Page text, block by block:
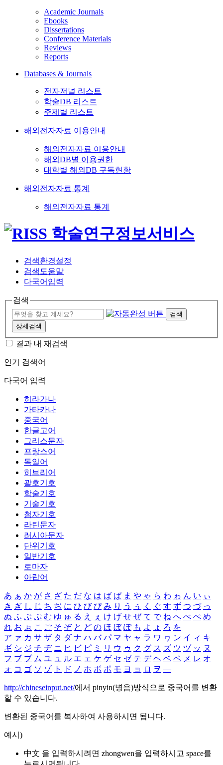
Academic Journals
Ebooks
Dissertations
Conference Materials
Reviews
Reports
Databases & Journals
전자저널 리스트
학술DB 리스트
주제별 리스트
해외전자자료 이용안내
해외전자자료 이용안내
해외DB별 이용권한
대학별 해외DB 구독현황
해외전자자료 통계
해외전자자료 통계
검색환경설정
검색도움말
다국어입력
검색
검색
상세검색
결과 내 재검색
인기 검색어
다국어 입력
히라가나
가타카나
중국어
한글고어
그리스문자
프랑스어
독일어
히브리어
괄호기호
학술기호
기술기호
첨자기호
라틴문자
러시아문자
단위기호
일반기호
로마자
아랍어
あ ぁ か が さ ざ た だ な は ば ぱ ま や ゃ ら わ ゎ ん い ぃ
き ぎ し じ ち ぢ に ひ び ぴ み り う ぅ く ぐ す ず つ づ っ
ぬ ふ ぶ ぷ む ゆ ゅ る え ぇ け げ せ ぜ て で ね へ べ ぺ め
れ お ぉ こ ご そ ぞ と ど の ほ ぼ ぽ も よ ょ ろ を
ア ァ カ サ ザ タ ダ ナ ハ バ パ マ ヤ ャ ラ ワ ヮ ン イ ィ キ
ギ シ ジ チ ヂ ニ ヒ ビ ピ ミ リ ウ ゥ ク グ ス ズ ツ ヅ ッ ヌ
フ ブ プ ム ユ ュ ル エ ェ ケ ゲ セ ゼ テ デ ヘ ベ ペ メ レ オ
ォ コ ゴ ソ ゾ ト ド ノ ホ ボ ポ モ ヨ ョ ロ ヲ ―
http://chineseinput.net/에서 pinyin(병음)방식으로 중국어를 변환
할 수 있습니다.
변환된 중국어를 복사하여 사용하시면 됩니다.
예시)
中文 을 입력하시려면 zhongwen을 입력하시고 space를